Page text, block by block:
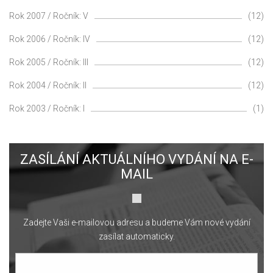
Rok 2007 / Ročník: V (12)
Rok 2006 / Ročník: IV (12)
Rok 2005 / Ročník: III (12)
Rok 2004 / Ročník: II (12)
Rok 2003 / Ročník: I (1)
ZASÍLÁNÍ AKTUÁLNÍHO VYDÁNÍ NA E-
MAIL
Zadejte Vaši e-mailovou adresu a budeme Vám nové vydání
zasílat automaticky.